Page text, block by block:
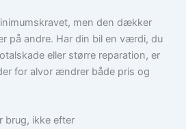
men den dækker
på andre. Har din bil en værdi, du
eller større reparation, er
for alvor ændrer både pris og
brug, ikke efter